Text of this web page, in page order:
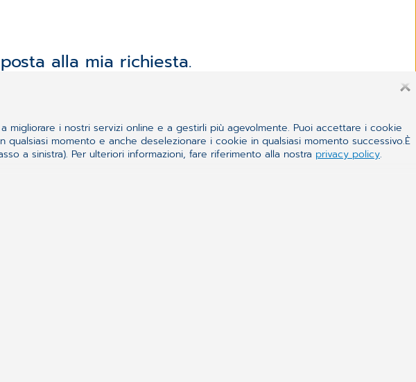
alla mia richiesta.
alle mie domande possono essere inviate
Posso ritirare il consenso in qualsiasi
non ne deriveranno degli svantaggi. Inoltre, ho
i miei diritti. I miei dati verranno
i nostri servizi online e a gestirli più agevolmente. Puoi accettare i cookie
momento e anche deselezionare i cookie in qualsiasi momento successivo.È
a sinistra). Per ulteriori informazioni, fare riferimento alla nostra privacy policy.